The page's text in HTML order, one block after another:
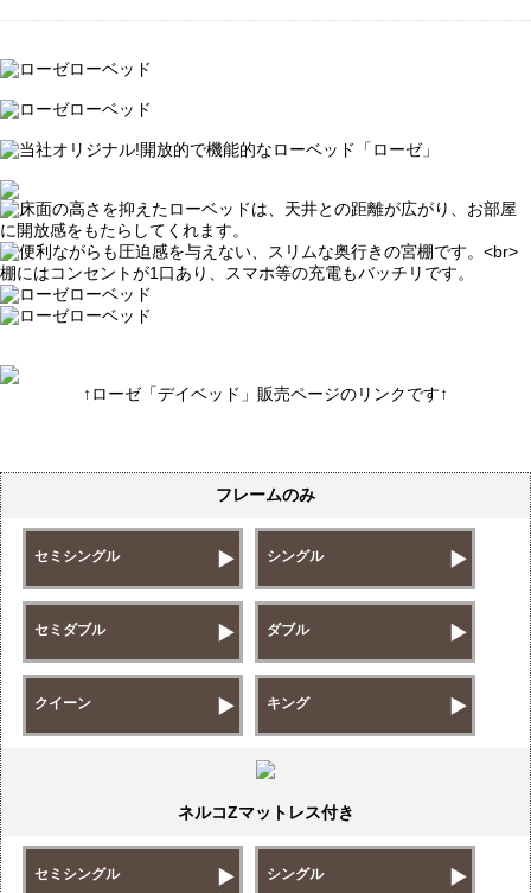
↑ローゼ「デイベッド」販売ページのリンクです↑
フレームのみ
セミシングル シングル
セミダブル ダブル
クイーン キング
ネルコZマットレス付き
セミシングル シングル